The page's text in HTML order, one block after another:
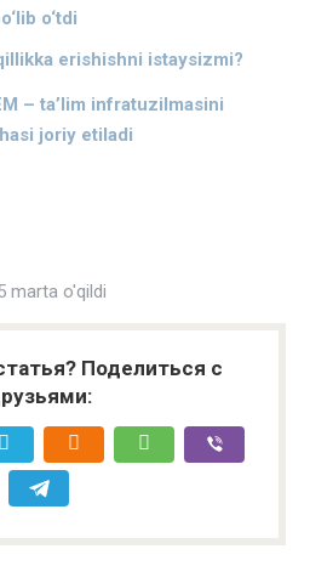
o‘tdi
erishishni istaysizmi?
– taʼlim infratuzilmasini
joriy etiladi
marta o'qildi
Поделиться с